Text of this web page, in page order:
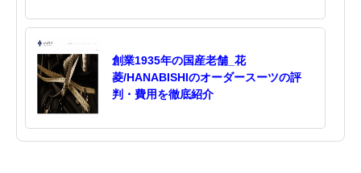
創業1935年の国産老舗_花
菱/HANABISHIのオーダースーツの評
判・費用を徹底紹介